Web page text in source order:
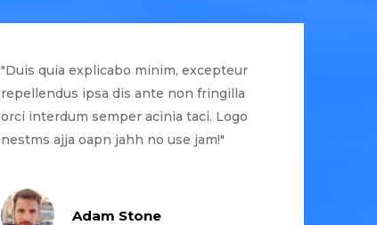
"Duis quia explicabo minim, excepteur
repellendus ipsa dis ante non fringilla
orci interdum semper acinia taci. Logo
nestms ajja oapn jahh no use jam!"
Adam Stone